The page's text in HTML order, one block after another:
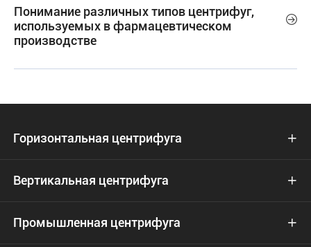
Понимание различных типов центрифуг,
используемых в фармацевтическом
производстве

Горизонтальная центрифуга 
Вертикальная центрифуга 
Промышленная центрифуга 